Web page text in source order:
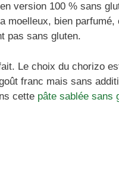
version 100 % sans
moelleux, bien parfumé,
pas sans gluten.
Le choix du chorizo
franc mais sans
cette pâte sablée sans